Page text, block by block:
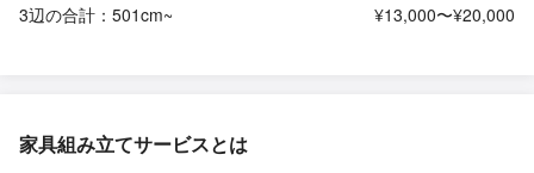
3辺の合計：501cm~
¥13,000〜¥20,000
家具組み立てサービスとは